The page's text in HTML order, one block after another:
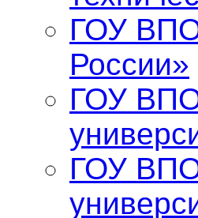
ГОУ ВПО
России»
ГОУ ВПО
ГОУ ВПО